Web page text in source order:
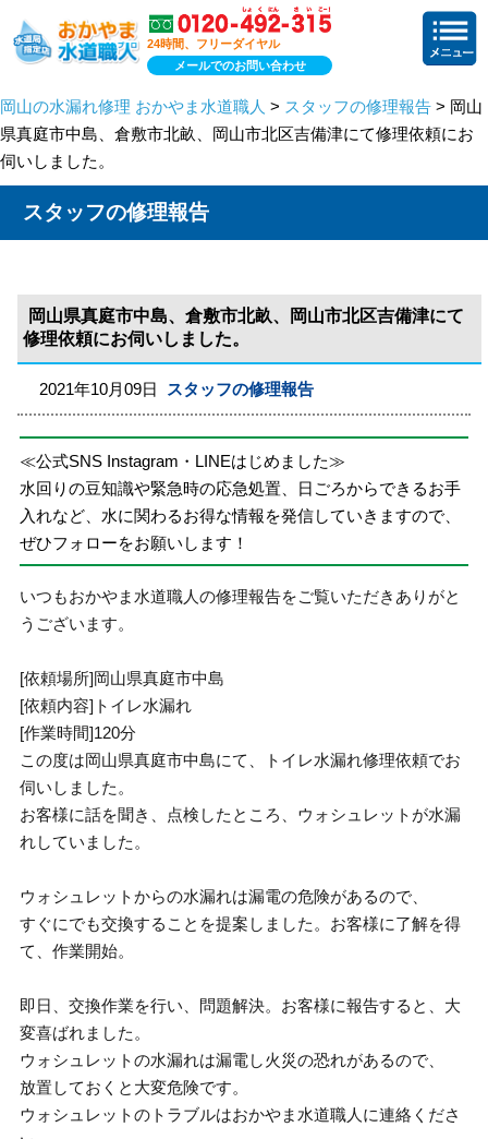
24時間、フリーダイヤル
メールでのお問い合わせ
岡山の水漏れ修理 おかやま水道職人 > スタッフの修理報告 > 岡山
県真庭市中島、倉敷市北畝、岡山市北区吉備津にて修理依頼にお
伺いしました。
スタッフの修理報告
岡山県真庭市中島、倉敷市北畝、岡山市北区吉備津にて
修理依頼にお伺いしました。
2021年10月09日 スタッフの修理報告
≪公式SNS Instagram・LINEはじめました≫
水回りの豆知識や緊急時の応急処置、日ごろからできるお手
入れなど、水に関わるお得な情報を発信していきますので、
ぜひフォローをお願いします！
いつもおかやま水道職人の修理報告をご覧いただきありがと
うございます。
[依頼場所]岡山県真庭市中島
[依頼内容]トイレ水漏れ
[作業時間]120分
この度は岡山県真庭市中島にて、トイレ水漏れ修理依頼でお
伺いしました。
お客様に話を聞き、点検したところ、ウォシュレットが水漏
れしていました。
ウォシュレットからの水漏れは漏電の危険があるので、
すぐにでも交換することを提案しました。お客様に了解を得
て、作業開始。
即日、交換作業を行い、問題解決。お客様に報告すると、大
変喜ばれました。
ウォシュレットの水漏れは漏電し火災の恐れがあるので、
放置しておくと大変危険です。
ウォシュレットのトラブルはおかやま水道職人に連絡くださ